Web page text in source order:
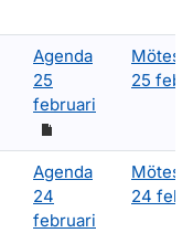
Agenda
25
februari
25
Agenda
24
februari
24